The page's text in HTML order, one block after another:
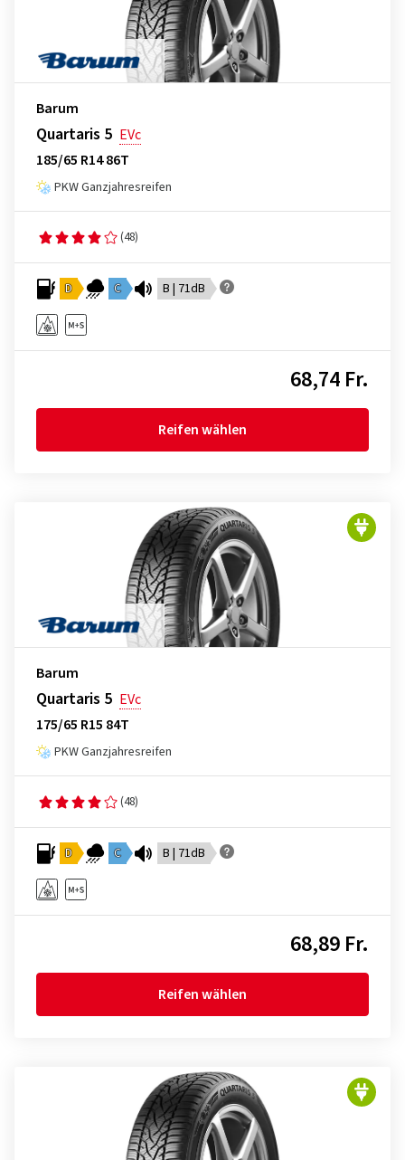
Barum
Quartaris 5 EVc
185/65 R14 86T
PKW Ganzjahresreifen
(48)
D C B | 71dB
68,74 Fr.
Reifen wählen
Barum
Quartaris 5 EVc
175/65 R15 84T
PKW Ganzjahresreifen
(48)
D C B | 71dB
68,89 Fr.
Reifen wählen